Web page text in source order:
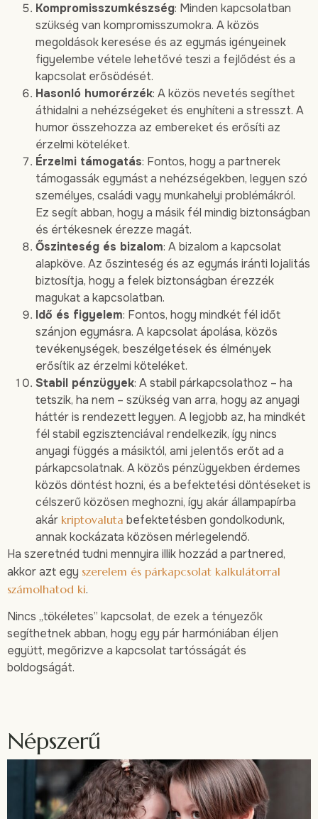
Kompromisszumkészség: Minden kapcsolatban
szükség van kompromisszumokra. A közös
megoldások keresése és az egymás igényeinek
figyelembe vétele lehetővé teszi a fejlődést és a
kapcsolat erősödését.
Hasonló humorérzék: A közös nevetés segíthet
áthidalni a nehézségeket és enyhíteni a stresszt. A
humor összehozza az embereket és erősíti az
érzelmi köteléket.
Érzelmi támogatás: Fontos, hogy a partnerek
támogassák egymást a nehézségekben, legyen szó
személyes, családi vagy munkahelyi problémákról.
Ez segít abban, hogy a másik fél mindig biztonságban
és értékesnek érezze magát.
Őszinteség és bizalom: A bizalom a kapcsolat
alapköve. Az őszinteség és az egymás iránti lojalitás
biztosítja, hogy a felek biztonságban érezzék
magukat a kapcsolatban.
Idő és figyelem: Fontos, hogy mindkét fél időt
szánjon egymásra. A kapcsolat ápolása, közös
tevékenységek, beszélgetések és élmények
erősítik az érzelmi köteléket.
Stabil pénzügyek: A stabil párkapcsolathoz – ha
tetszik, ha nem – szükség van arra, hogy az anyagi
háttér is rendezett legyen. A legjobb az, ha mindkét
fél stabil egzisztenciával rendelkezik, így nincs
anyagi függés a másiktól, ami jelentős erőt ad a
párkapcsolatnak. A közös pénzügyekben érdemes
közös döntést hozni, és a befektetési döntéseket is
célszerű közösen meghozni, így akár állampapírba
akár kriptovaluta befektetésben gondolkodunk,
annak kockázata közösen mérlegelendő.
Ha szeretnéd tudni mennyira illik hozzád a partnered,
akkor azt egy szerelem és párkapcsolat kalkulátorral
számolhatod ki.
Nincs „tökéletes” kapcsolat, de ezek a tényezők
segíthetnek abban, hogy egy pár harmóniában éljen
együtt, megőrizve a kapcsolat tartósságát és
boldogságát.
Népszerű